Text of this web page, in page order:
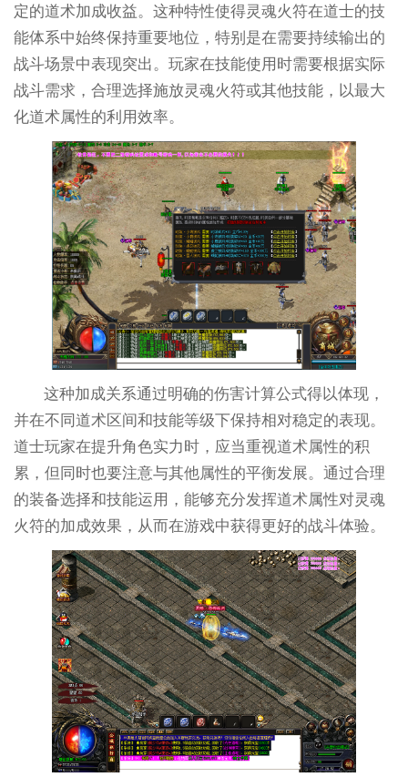
定的道术加成收益。这种特性使得灵魂火符在道士的技
能体系中始终保持重要地位，特别是在需要持续输出的
战斗场景中表现突出。玩家在技能使用时需要根据实际
战斗需求，合理选择施放灵魂火符或其他技能，以最大
化道术属性的利用效率。
这种加成关系通过明确的伤害计算公式得以体现，
并在不同道术区间和技能等级下保持相对稳定的表现。
道士玩家在提升角色实力时，应当重视道术属性的积
累，但同时也要注意与其他属性的平衡发展。通过合理
的装备选择和技能运用，能够充分发挥道术属性对灵魂
火符的加成效果，从而在游戏中获得更好的战斗体验。